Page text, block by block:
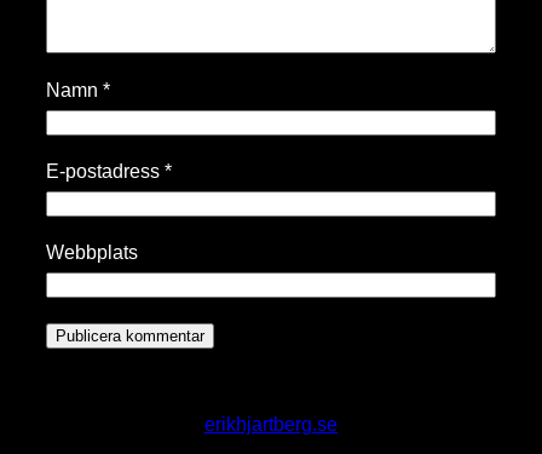
Namn *
E-postadress *
Webbplats
erikhjartberg.se